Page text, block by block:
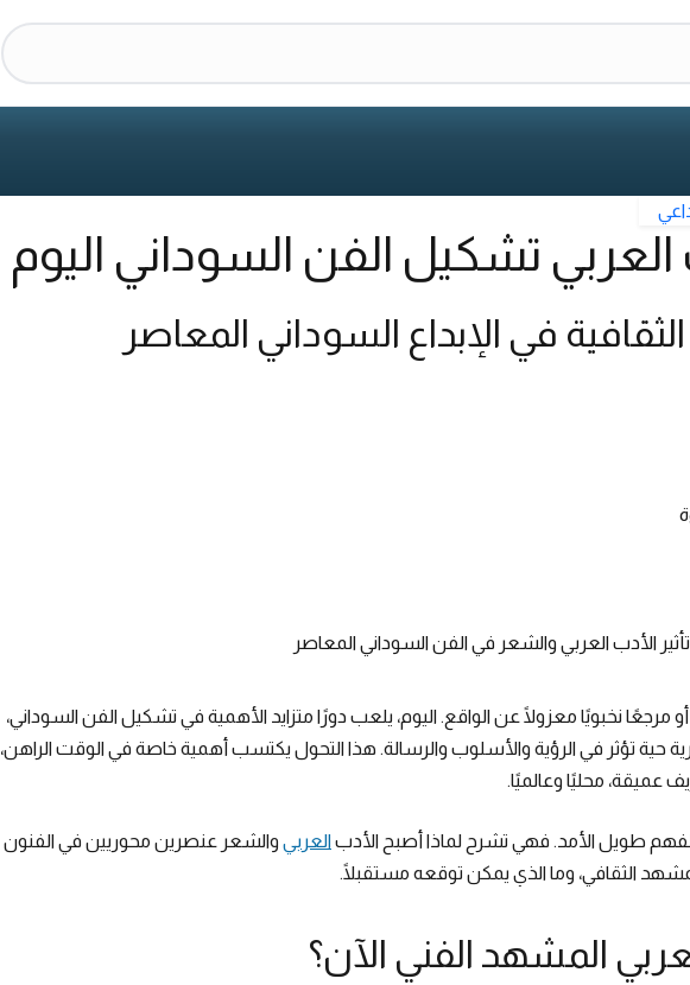
تشكيل الفن السوداني اليوم
في الإبداع السوداني المعاصر
تأثير الأدب العربي والشعر في الفن السوداني المعاصر
مرجعًا نخبويًا معزولًا عن الواقع. اليوم، يلعب دورًا متزايد الأهمية في تشكيل الفن السوداني،
حية تؤثر في الرؤية والأسلوب والرسالة. هذا التحول يكتسب أهمية خاصة في الوقت الراهن،
عميقة، محليًا وعالميًا.
طويل الأمد. فهي تشرح لماذا أصبح الأدب العربي والشعر عنصرين محوريين في الفنون
الثقافي، وما الذي يمكن توقعه مستقبلًا.
المشهد الفني الآن؟